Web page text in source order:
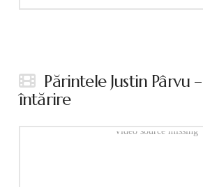
Părintele Justin Pârvu
întărire
Video source missing